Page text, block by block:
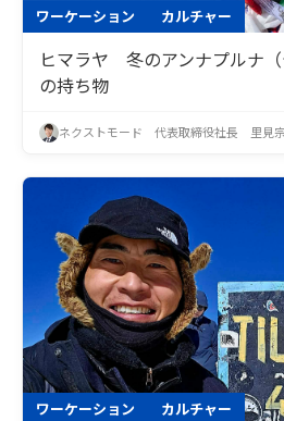
ワーケーション カルチャー
ヒマラヤ 冬のアンナプルナ（
の持ち物
ネクストモード 代表取締役社長 里見
ワーケーション カルチャー